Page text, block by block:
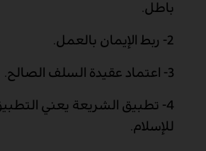
باطل.
2- ربط الإيمان بالعمل.
3- اعتماد عقيدة السلف الصالح.
4-
تطبيق الشريعة يعني
للإسلام.